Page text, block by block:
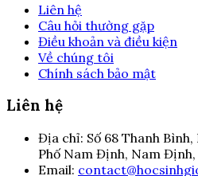
Liên hệ
Câu hỏi thường gặp
Điều khoản và điều kiện
Về chúng tôi
Chính sách bảo mật
Liên hệ
Địa chỉ: Số 68 Thanh
Phố Nam Định, Nam Định,
Email: